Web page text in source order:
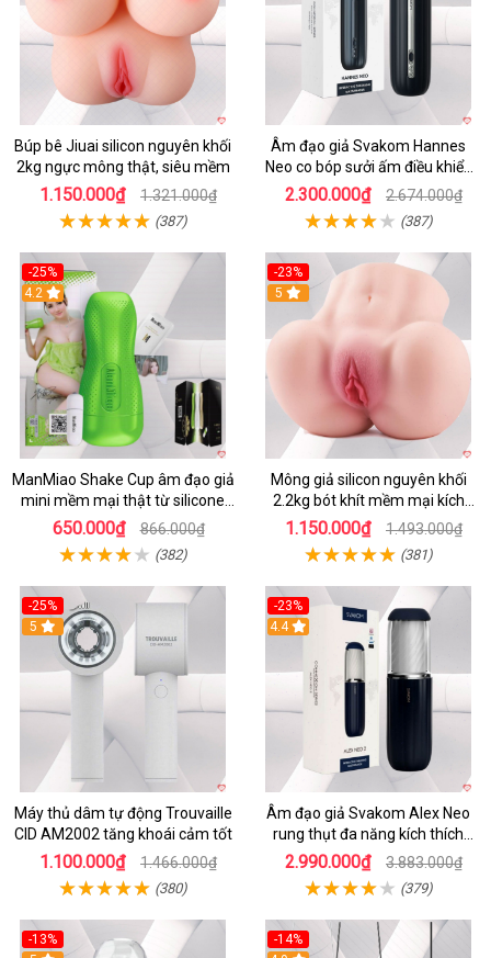
Búp bê Jiuai silicon nguyên khối
2kg ngực mông thật, siêu mềm
1.150.000₫ 1.321.000₫
(387)
Âm đạo giả Svakom Hannes
Neo co bóp sưởi ấm điều khiển
app tiện lợi
2.300.000₫ 2.674.000₫
(387)
-25%
4.2
ManMiao Shake Cup âm đạo giả
mini mềm mại thật từ silicone
cao cấp
650.000₫ 866.000₫
(382)
-23%
5
Mông giả silicon nguyên khối
2.2kg bót khít mềm mại kích
thích
1.150.000₫ 1.493.000₫
(381)
-25%
5
Máy thủ dâm tự động Trouvaille
CID AM2002 tăng khoái cảm tốt
1.100.000₫ 1.466.000₫
(380)
-23%
4.4
Âm đạo giả Svakom Alex Neo
rung thụt đa năng kích thích
mạnh
2.990.000₫ 3.883.000₫
(379)
-13%
-14%